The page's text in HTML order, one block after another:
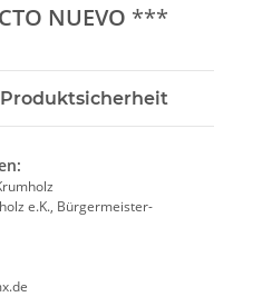
NUEVO ***
e.K., Bürgermeister-